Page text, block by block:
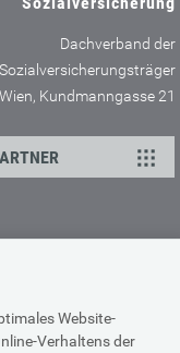
Website-
Verhaltens der
Dachverband der
Sozialversicherungsträger
Kundmanngasse 21
& Sicherheit